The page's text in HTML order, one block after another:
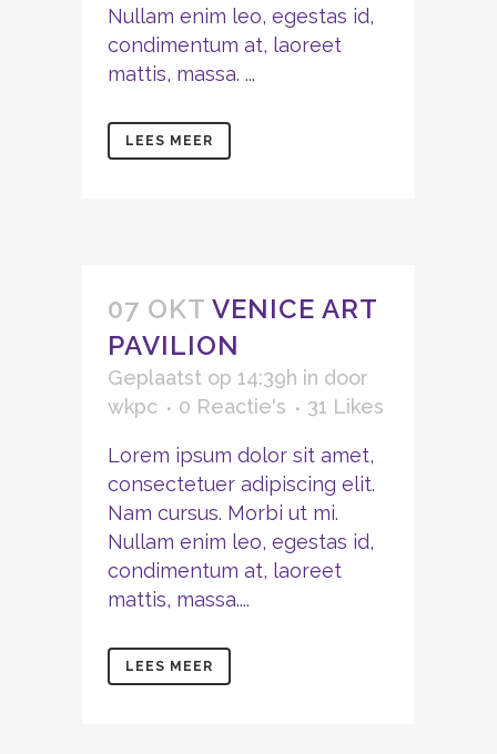
Nullam enim leo, egestas id,
condimentum at, laoreet
mattis, massa. ...
LEES MEER
07 OKT VENICE ART
PAVILION
Geplaatst op 14:39h in door
wkpc
0 Reactie's 31 Likes
Lorem ipsum dolor sit amet,
consectetuer adipiscing elit.
Nam cursus. Morbi ut mi.
Nullam enim leo, egestas id,
condimentum at, laoreet
mattis, massa....
LEES MEER